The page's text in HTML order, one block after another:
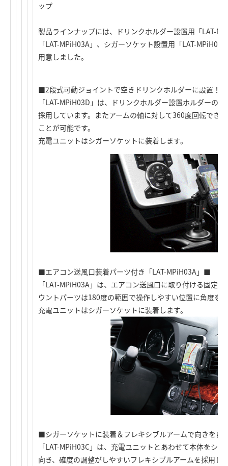
ップ
製品ラインナップには、ドリンクホルダー設置用「LAT-
「LAT-MPiH03A」、シガーソケット設置用「LAT-
用意しました。
■2段式可動ジョイントで空きドリンクホルダーに設置！
「LAT-MPiH03D」は、ドリンクホルダー設置ホルダーの
採用しています。またアームの軸に対して360度回転でき
ことが可能です。
充電ユニットはシガーソケットに装着します。
■エアコン送風口装着パーツ付き「LAT-MPiH03A」■
「LAT-MPiH03A」は、エアコン送風口に取り付ける固定
ウントパーツは180度の範囲で操作しやすい位置に角度を
充電ユニットはシガーソケットに装着します。
■シガーソケットに装着＆フレキシブルアームで向きを自
「LAT-MPiH03C」は、充電ユニットとあわせて本体をシ
向き、確度の調整がしやすいフレキシブルアームを採用し